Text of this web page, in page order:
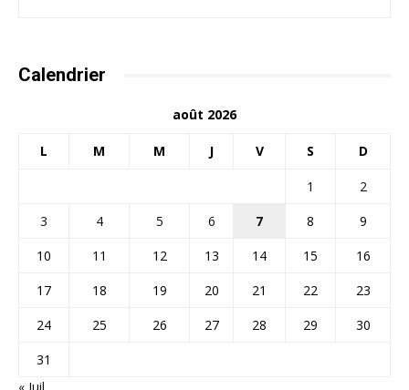
Calendrier
août 2026
L M M J V S D
1
2
3
4 5 6 7 8
9
10
11 12 13 14 15
16
17
18 19 20 21 22
23
24
25 26 27 28 29
30
31